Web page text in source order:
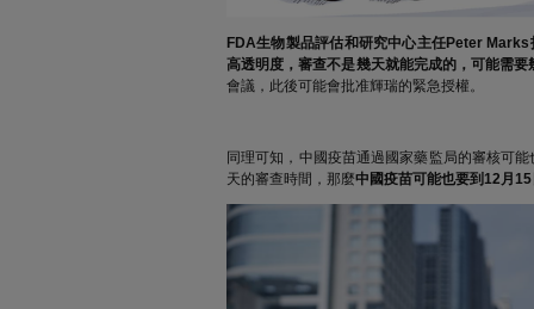
FDA生物製品評估和研究中心主任Peter
高透明度，審查不是幾天就能完成的，可能需要
會議，此後可能會批准輝瑞的緊急授權。
同理可知，中國疫苗通過國家藥監局的審核可
天的審查時間，那麼中國疫苗可能也要到12月